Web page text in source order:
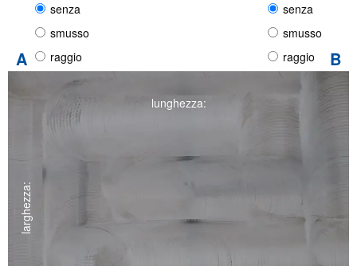
senza
smusso
raggio
A B
senza
smusso
raggio
lunghezza:
larghezza: